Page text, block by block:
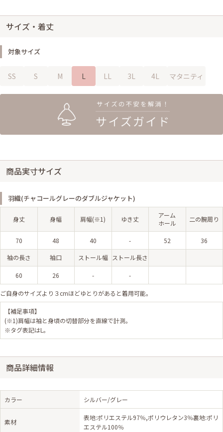
サイズ・着丈
対象サイズ
SS S M L LL 3L 4L マタニティ
商品実寸サイズ
羽織(チャコールグレーのダブルジャケット)
身丈 身幅 肩幅(※1) ゆき丈
アーム
ホール
二の腕周り
70 48 40 - 52 36
袖の長さ 袖口 ストール幅 ストール長さ
60 26 - -
ご自身のサイズより３cmほどゆとりがあると着用可能。
【補足事項】
(※1)肩幅は袖と身頃の切替部分を直線で計測。
※タグ表記はL。
商品詳細情報
カラー シルバー/グレー
素材
表地:ポリエステル97％,ポリウレタン3％裏地:ポリ
エステル100％